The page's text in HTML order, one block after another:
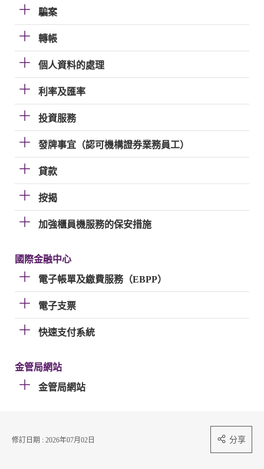
騙案
轉帳
個人資料的處理
利率及匯率
投資服務
發牌事宜（認可機構證券業務員工）
貸款
按揭
加強櫃員機服務的保安措施
國際金融中心
電子帳單及繳費服務（EBPP）
電子支票
快速支付系統
金管局網站
金管局網站
修訂日期 : 2026年07月02日 分享